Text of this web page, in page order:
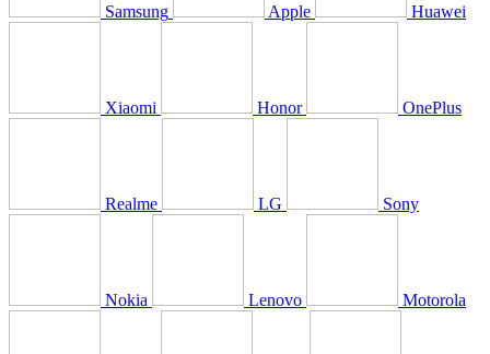
Samsung Apple Huawei
Xiaomi Honor OnePlus
Realme LG Sony
Nokia Lenovo Motorola